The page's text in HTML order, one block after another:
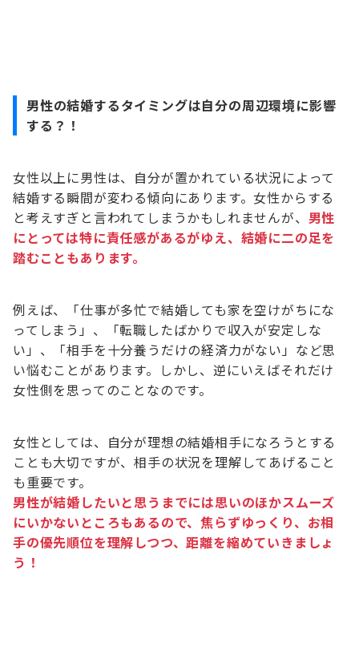
男性の結婚するタイミングは自分の周辺環境に影響
する？！
女性以上に男性は、自分が置かれている状況によって
結婚する瞬間が変わる傾向にあります。女性からする
と考えすぎと言われてしまうかもしれませんが、 男性
にとっては特に責任感があるがゆえ、結婚に二の足を
踏むこともあります。
例えば、「仕事が多忙で結婚しても家を空けがちにな
ってしまう」、「転職したばかりで収入が安定しな
い」、「相手を十分養うだけの経済力がない」など思
い悩むことがあります。しかし、逆にいえばそれだけ
女性側を思ってのことなのです。
女性としては、自分が理想の結婚相手になろうとする
ことも大切ですが、相手の状況を理解してあげること
も重要です。
男性が結婚したいと思うまでには思いのほかスムーズ
にいかないところもあるので、焦らずゆっくり、お相
手の優先順位を理解しつつ、距離を縮めていきましょ
う！